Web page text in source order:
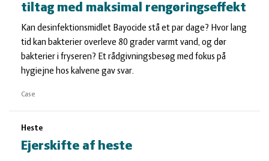
tiltag med maksimal rengøringseffekt
Kan desinfektionsmidlet Bayocide stå et par dage? Hvor lang
tid kan bakterier overleve 80 grader varmt vand, og dør
bakterier i fryseren? Et rådgivningsbesøg med fokus på
hygiejne hos kalvene gav svar.
Case
Heste
Ejerskifte af heste